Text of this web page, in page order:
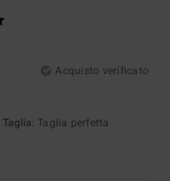
Acquisto verificato
Taglia: Taglia perfetta